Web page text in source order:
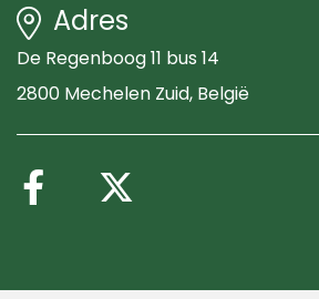
Adres
De Regenboog 11 bus 14
2800 Mechelen Zuid, België
Volg ons op